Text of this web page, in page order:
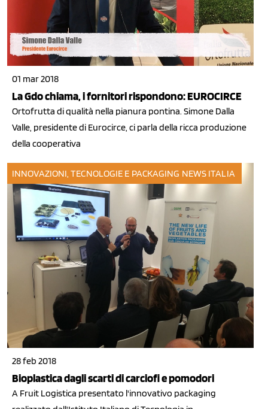
01 mar 2018
La Gdo chiama, i fornitori rispondono: EUROCIRCE
Ortofrutta di qualità nella pianura pontina. Simone Dalla
Valle, presidente di Eurocirce, ci parla della ricca produzione
della cooperativa
INNOVAZIONI, TECNOLOGIE E PACKAGING NEWS ITALIA
28 feb 2018
Bioplastica dagli scarti di carciofi e pomodori
A Fruit Logistica presentato l'innovativo packaging